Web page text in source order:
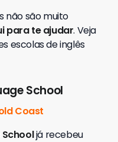
não são muito
para te ajudar. Veja
escolas de inglês
School
Coast
Schooljá recebeu